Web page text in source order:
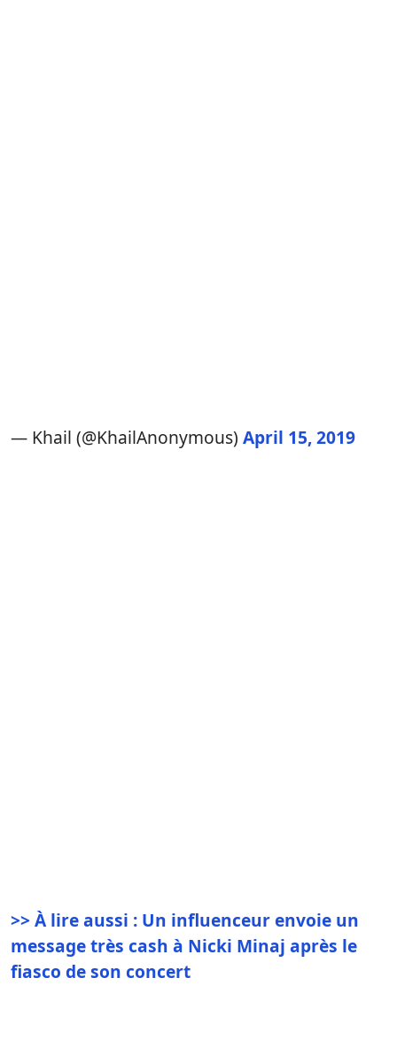
— Khail (@KhailAnonymous) April 15, 2019
>> À lire aussi : Un influenceur envoie un
message très cash à Nicki Minaj après le
fiasco de son concert